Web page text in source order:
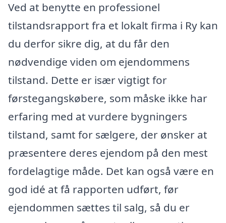
Ved at benytte en professionel
tilstandsrapport fra et lokalt firma i Ry kan
du derfor sikre dig, at du får den
nødvendige viden om ejendommens
tilstand. Dette er især vigtigt for
førstegangskøbere, som måske ikke har
erfaring med at vurdere bygningers
tilstand, samt for sælgere, der ønsker at
præsentere deres ejendom på den mest
fordelagtige måde. Det kan også være en
god idé at få rapporten udført, før
ejendommen sættes til salg, så du er